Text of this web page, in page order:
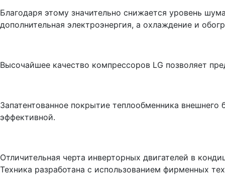
Благодаря этому значительно снижается уровень
дополнительная электроэнергия, а охлаждение и
Высочайшее качество компрессоров LG позволяет
Запатентованное покрытие теплообменника
эффективной.
Отличительная черта инверторных двигателей в
Техника разработана с использованием фирменных